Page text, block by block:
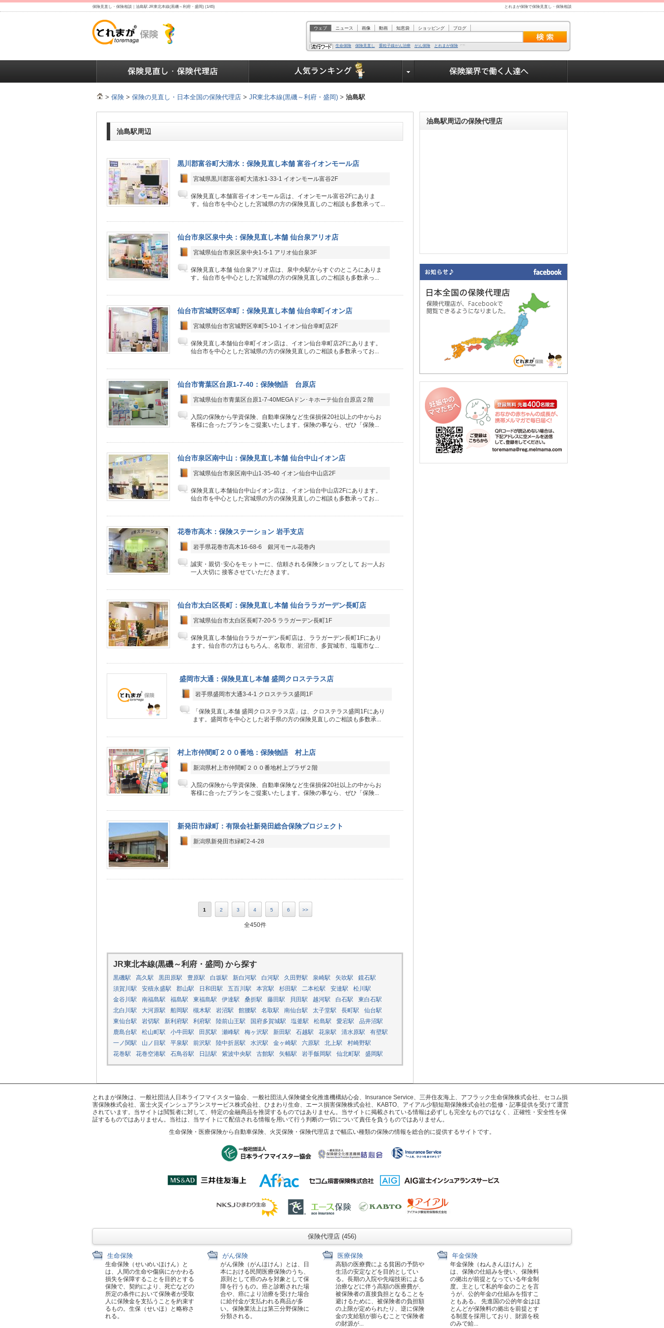
保険見直し・保険相談｜油島駅 JR東北本線(黒磯～利府・盛岡) (1/45) とれまが保険で保険見直し・保険相談
ウェブ ニュース 画像 動画 知恵袋 ショッピング ブログ
生命保険 保険見直し 重粒子線がん治療 がん保険 とれまが保険
> 保険 > 保険の見直し・日本全国の保険代理店 > JR東北本線(黒磯～利府・盛岡) > 油島駅
油島駅周辺
黒川郡富谷町大清水：保険見直し本舗 富谷イオンモール店
宮城県黒川郡富谷町大清水1-33-1 イオンモール富谷2F
保険見直し本舗富谷イオンモール店は、イオンモール富谷2Fにありま
す。仙台市を中心とした宮城県の方の保険見直しのご相談も多数承って...
仙台市泉区泉中央：保険見直し本舗 仙台泉アリオ店
宮城県仙台市泉区泉中央1-5-1 アリオ仙台泉3F
保険見直し本舗 仙台泉アリオ店は、泉中央駅からすぐのところにありま
す。仙台市を中心とした宮城県の方の保険見直しのご相談も多数承っ...
仙台市宮城野区幸町：保険見直し本舗 仙台幸町イオン店
宮城県仙台市宮城野区幸町5-10-1 イオン仙台幸町店2F
保険見直し本舗仙台幸町イオン店は、イオン仙台幸町店2Fにあります。
仙台市を中心とした宮城県の方の保険見直しのご相談も多数承ってお...
仙台市青葉区台原1-7-40：保険物語 台原店
宮城県仙台市青葉区台原1-7-40MEGAドン･キホーテ仙台台原店２階
入院の保険から学資保険、自動車保険など生保損保20社以上の中からお
客様に合ったプランをご提案いたします。保険の事なら、ぜひ「保険...
仙台市泉区南中山：保険見直し本舗 仙台中山イオン店
宮城県仙台市泉区南中山1-35-40 イオン仙台中山店2F
保険見直し本舗仙台中山イオン店は、イオン仙台中山店2Fにあります。
仙台市を中心とした宮城県の方の保険見直しのご相談も多数承ってお...
花巻市高木：保険ステーション 岩手支店
岩手県花巻市高木16-68-6 銀河モール花巻内
誠実・親切･安心をモットーに、信頼される保険ショップとして お一人お
一人大切に 接客させていただきます。
仙台市太白区長町：保険見直し本舗 仙台ララガーデン長町店
宮城県仙台市太白区長町7-20-5 ララガーデン長町1F
保険見直し本舗仙台ララガーデン長町店は、ララガーデン長町1Fにあり
ます。仙台市の方はもちろん、名取市、岩沼市、多賀城市、塩竈市な...
盛岡市大通：保険見直し本舗 盛岡クロステラス店
岩手県盛岡市大通3-4-1 クロステラス盛岡1F
「保険見直し本舗 盛岡クロステラス店」は、クロステラス盛岡1Fにあり
ます。盛岡市を中心とした岩手県の方の保険見直しのご相談も多数承...
村上市仲間町２００番地：保険物語 村上店
新潟県村上市仲間町２００番地村上プラザ２階
入院の保険から学資保険、自動車保険など生保損保20社以上の中からお
客様に合ったプランをご提案いたします。保険の事なら、ぜひ「保険...
新発田市緑町：有限会社新発田総合保険プロジェクト
新潟県新発田市緑町2-4-28
1 2 3 4 5 6 >>
全450件
JR東北本線(黒磯～利府・盛岡) から探す
黒磯駅 高久駅 黒田原駅 豊原駅 白坂駅 新白河駅 白河駅 久田野駅 泉崎駅 矢吹駅
鏡石駅
須賀川駅
安積永盛駅 郡山駅 日和田駅 五百川駅 本宮駅 杉田駅 二本松駅 安達駅
松川駅
金谷川駅
南福島駅 福島駅 東福島駅 伊達駅 桑折駅 藤田駅 貝田駅 越河駅 白石駅
東白石駅
北白川駅
大河原駅 船岡駅 槻木駅 岩沼駅 館腰駅 名取駅 南仙台駅 太子堂駅 長町駅
仙台駅
東仙台駅
岩切駅 新利府駅 利府駅 陸前山王駅 国府多賀城駅 塩釜駅 松島駅 愛宕駅
品井沼駅
鹿島台駅
松山町駅 小牛田駅 田尻駅 瀬峰駅 梅ヶ沢駅 新田駅 石越駅 花泉駅 清水原駅
有壁駅
一ノ関駅
山ノ目駅 平泉駅 前沢駅 陸中折居駅 水沢駅 金ヶ崎駅 六原駅 北上駅
村崎野駅
花巻駅
花巻空港駅 石鳥谷駅 日詰駅 紫波中央駅 古館駅 矢幅駅 岩手飯岡駅 仙北町駅 盛岡駅
油島駅周辺の保険代理店
とれまが保険は、一般社団法人日本ライフマイスター協会、一般社団法人保険健全化推進機構結心会、Insurance Service、三井住友海上、アフラック生命保険株式会社、セコム損
害保険株式会社、富士火災インシュアランスサービス株式会社、ひまわり生命、エース損害保険株式会社、KABTO、アイアル少額短期保険株式会社の監修・記事提供を受けて運営
されています。当サイトは閲覧者に対して、特定の金融商品を推奨するものではありません。当サイトに掲載されている情報は必ずしも完全なものではなく、正確性・安全性を保
証するものではありません。当社は、当サイトにて配信される情報を用いて行う判断の一切について責任を負うものではありません。
生命保険・医療保険から自動車保険、火災保険・保険代理店まで幅広い種類の保険の情報を総合的に提供するサイトです。
保険代理店 (456)
生命保険
生命保険（せいめいほけん）と
は、人間の生命や傷病にかかわる
損失を保障することを目的とする
保険で、契約により、死亡などの
所定の条件において保険者が受取
人に保険金を支払うことを約束す
るもの。生保（せいほ）と略称さ
れる。
がん保険
がん保険（がんほけん）とは、日
本における民間医療保険のうち、
原則として癌のみを対象として保
障を行うもの。癌と診断された場
合や、癌により治療を受けた場合
に給付金が支払われる商品が多
い。保険業法上は第三分野保険に
分類される。
医療保険
高額の医療費による貧困の予防や
生活の安定などを目的としてい
る。長期の入院や先端技術による
治療などに伴う高額の医療費が、
被保険者の直接負担となることを
避けるために、被保険者の負担額
の上限が定められたり、逆に保険
金の支給額が膨らむことで保険者
の財源が...
年金保険
年金保険（ねんきんほけん）と
は、保険の仕組みを使い、保険料
の拠出が前提となっている年金制
度。主として私的年金のことを言
うが、公的年金の仕組みを指すこ
ともある。 先進国の公的年金はほ
とんどが保険料の拠出を前提とす
る制度を採用しており、財源を税
のみで給...